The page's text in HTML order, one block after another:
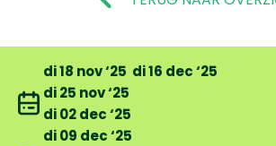
di 18 nov ‘25
di 25 nov ‘25
di 02 dec ‘25
di 09 dec ‘25
di 16 dec ‘25